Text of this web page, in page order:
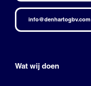
info@denhartogbv.com
Wat wij doen